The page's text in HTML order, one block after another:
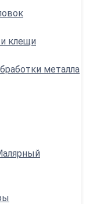
клещи
металла